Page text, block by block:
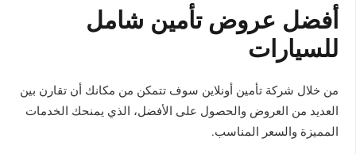
أفضل عروض تأمين شامل
للسيارات
من خلال شركة تأمين أونلاين سوف تتمكن من مكانك أن تقارن بين
العديد من العروض والحصول على الأفضل، الذي يمنحك الخدمات
المميزة والسعر المناسب.